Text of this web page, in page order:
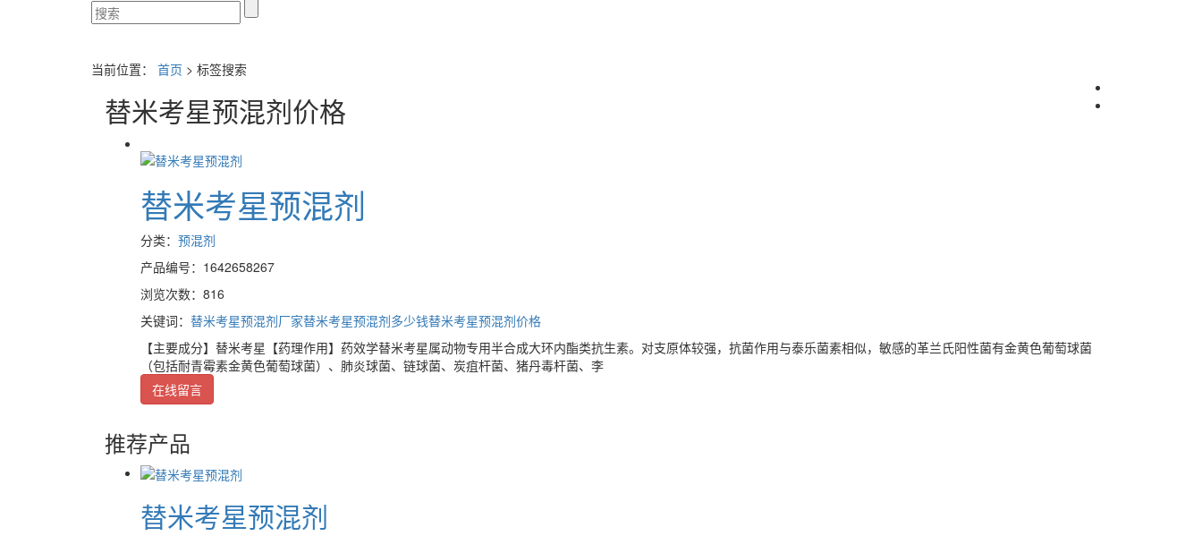
当前位置： 首页 > 标签搜索
替米考星预混剂价格
替米考星预混剂
分类： 预混剂
产品编号：1642658267
浏览次数：816
关键词： 替米考星预混剂厂家替米考星预混剂多少钱替米考星预混剂价格
【主要成分】替米考星【药理作用】药效学替米考星属动物专用半合成大环内酯类抗生素。对支原体较强，抗菌作用与泰乐菌素相似，敏感的革兰氏阳性菌有金黄色葡萄球菌
（包括耐青霉素金黄色葡萄球菌）、肺炎球菌、链球菌、炭疽杆菌、猪丹毒杆菌、李
在线留言
推荐产品
替米考星预混剂